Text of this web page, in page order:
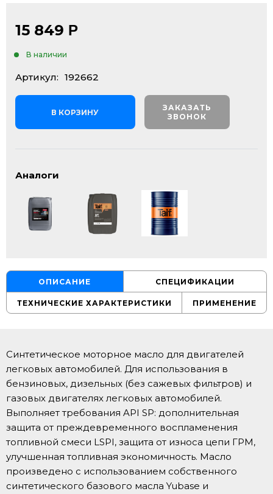
15 849 Р
В наличии
Артикул: 192662
В КОРЗИНУ
ЗАКАЗАТЬ
ЗВОНОК
Аналоги
ОПИСАНИЕ СПЕЦИФИКАЦИИ
ТЕХНИЧЕСКИЕ ХАРАКТЕРИСТИКИ ПРИМЕНЕНИЕ
Синтетическое моторное масло для двигателей
легковых автомобилей. Для использования в
бензиновых, дизельных (без сажевых фильтров) и
газовых двигателях легковых автомобилей.
Выполняет требования API SP: дополнительная
защита от преждевременного воспламенения
топливной смеси LSPI, защита от износа цепи ГРМ,
улучшенная топливная экономичность. Масло
произведено с использованием собственного
синтетического базового масла Yubase и